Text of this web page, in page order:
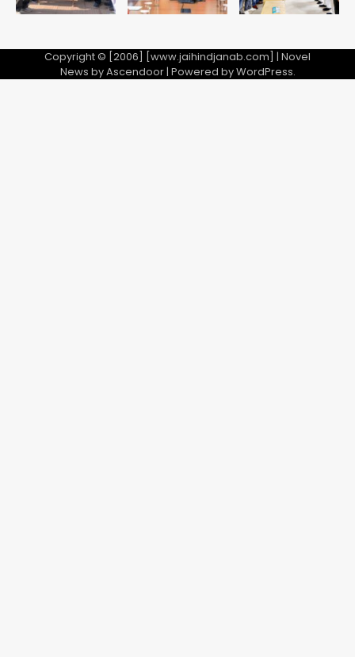
Copyright © [2006] [www.jaihindjanab.com] | Novel
News byAscendoor| Powered byWordPress.